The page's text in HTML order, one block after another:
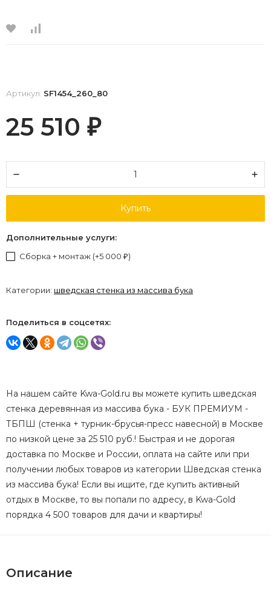
Артикул: SF1454_260_80
25 510 ₽
Купить
Дополнительные услуги:
Сборка + монтаж (+5 000 ₽)
Категории: шведская стенка из массива бука
Поделиться в соцсетях:
На нашем сайте Kwa-Gold.ru вы можете купить шведская
стенка деревянная из массива бука - БУК ПРЕМИУМ -
ТБПШ (стенка + турник-брусья-пресс навесной) в Москве
по низкой цене за 25 510 руб.! Быстрая и не дорогая
доставка по Москве и России, оплата на сайте или при
получении любых товаров из категории Шведская стенка
из массива бука! Если вы ищите, где купить активный
отдых в Москве, то вы попали по адресу, в Kwa-Gold
порядка 4 500 товаров для дачи и квартиры!
Описание